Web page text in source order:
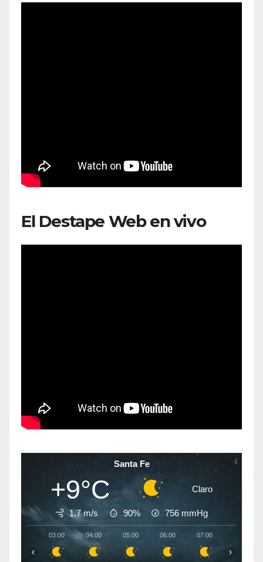
El Destape Web en vivo
Santa Fe
+9°C Claro
1.7 m/s 90% 756 mmHg
03:00 04:00 05:00 06:00 07:00
‹ ›